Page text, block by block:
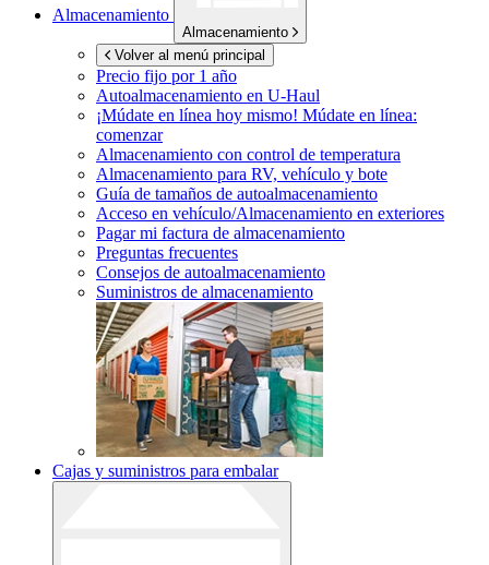
Almacenamiento
Almacenamiento
Volver al menú principal
Precio fijo por 1 año
Autoalmacenamiento en U-Haul
¡Múdate en línea hoy mismo! Múdate en línea:
comenzar
Almacenamiento con control de temperatura
Almacenamiento para RV, vehículo y bote
Guía de tamaños de autoalmacenamiento
Acceso en vehículo/Almacenamiento en exteriores
Pagar mi factura de almacenamiento
Preguntas frecuentes
Consejos de autoalmacenamiento
Suministros de almacenamiento
Cajas y suministros para embalar